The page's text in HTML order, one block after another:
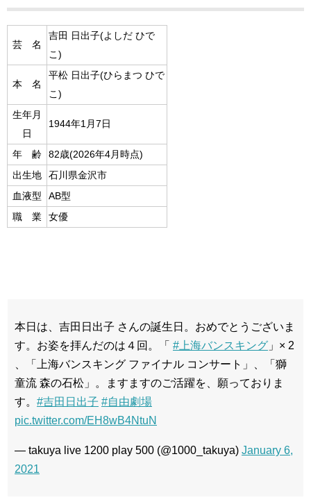
芸 名
吉田 日出子(よしだ ひで
こ)
本 名
平松 日出子(ひらまつ ひで
こ)
生年月
日
1944年1月7日
年 齢
82歳(2026年4月時点)
出生地
石川県金沢市
血液型
AB型
職 業
女優
本日は、吉田日出子 さんの誕生日。おめでとうございま
す。お姿を拝んだのは４回。「 #上海バンスキング 」× 2
、「上海バンスキング ファイナル コンサート」、「獅
童流 森の石松」。ますますのご活躍を、願っておりま
す。 #吉田日出子 #自由劇場
pic.twitter.com/EH8wB4NtuN
— takuya live 1200 play 500 (@1000_takuya) January 6,
2021